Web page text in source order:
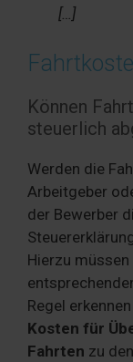
[…]
Können
steuerlich
Werden die
Arbeitgeber
der Bewerber
Hierzu
Regel
Kosten für
Fahrten zu